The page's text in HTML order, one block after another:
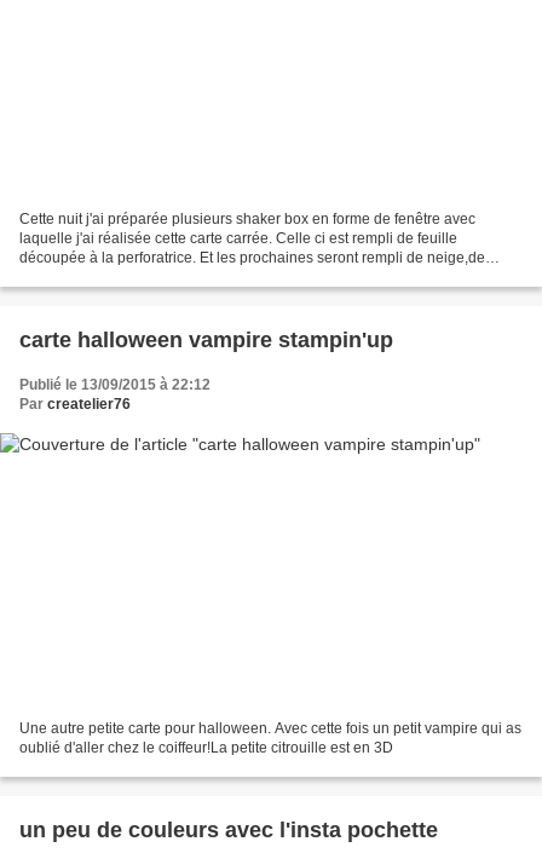
Cette nuit j'ai préparée plusieurs shaker box en forme de fenêtre avec
laquelle j'ai réalisée cette carte carrée. Celle ci est rempli de feuille
découpée à la perforatrice. Et les prochaines seront rempli de neige,de
carte halloween vampire stampin'up
Publié le 13/09/2015 à 22:12
Par createlier76
Une autre petite carte pour halloween. Avec cette fois un petit vampire qui as
oublié d'aller chez le coiffeur!La petite citrouille est en 3D
un peu de couleurs avec l'insta pochette